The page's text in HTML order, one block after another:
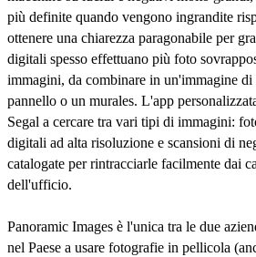
più definite quando vengono ingrandite
ottenere una chiarezza paragonabile per
digitali spesso effettuano più foto
immagini, da combinare in un'immagine di
pannello o un murales. L'app
Segal a cercare tra vari tipi di immagini:
digitali ad alta risoluzione e scansioni di
catalogate per rintracciarle facilmente dai
dell'ufficio.
Panoramic Images è l'unica tra le due
nel Paese a usare fotografie in pellicola